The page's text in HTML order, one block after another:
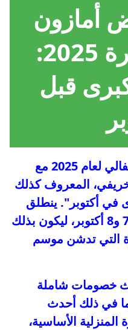
أمازون
برايم المبكرة 2025:
قبل
استعد لموسم التسوق الاحتفالي لعام 2025 مع
المعروف كذلك
في أكتوبر". ينطلق
هذا الحدث المرتقب يومي 7 و8 أكتوبر، ليكون بذلك
التي تدشن موسم
خصومات شاملة
في ذلك أحدث
المنزلية الأساسية،